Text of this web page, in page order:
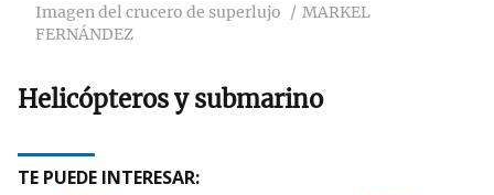
Imagen del crucero de superlujo
MARKEL
FERNÁNDEZ
Helicópteros y submarino
TE PUEDE INTERESAR: